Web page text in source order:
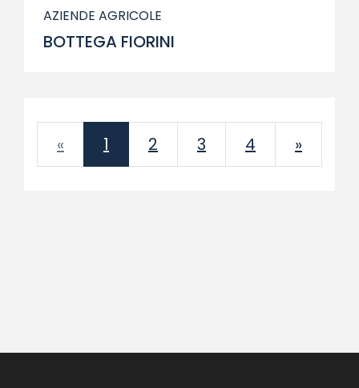
AZIENDE AGRICOLE
BOTTEGA FIORINI
« Previous
1 2 3 4 »Next